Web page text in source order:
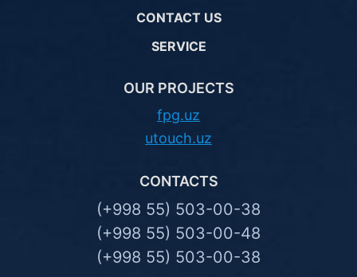
CONTACT US
SERVICE
OUR PROJECTS
fpg.uz
utouch.uz
CONTACTS
(+998 55) 503-00-38
(+998 55) 503-00-48
(+998 55) 503-00-38